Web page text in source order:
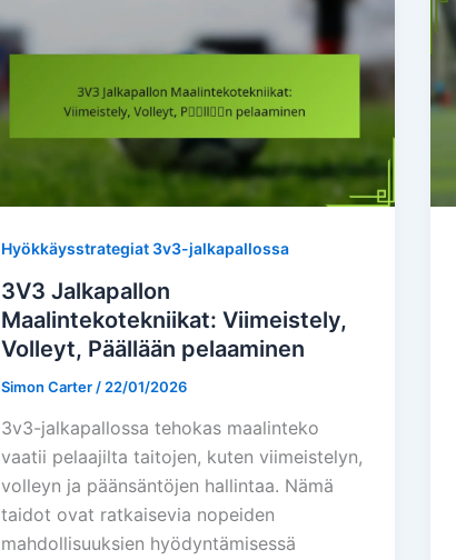
Hyökkäysstrategiat 3v3-jalkapallossa
3V3 Jalkapallon
Maalintekotekniikat: Viimeistely,
Volleyt, Päällään pelaaminen
Simon Carter / 22/01/2026
3v3-jalkapallossa tehokas maalinteko
vaatii pelaajilta taitojen, kuten viimeistelyn,
volleyn ja päänsäntöjen hallintaa. Nämä
taidot ovat ratkaisevia nopeiden
mahdollisuuksien hyödyntämisessä